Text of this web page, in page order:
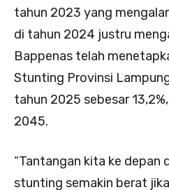
tahun 2023 yang
di tahun 2024 justru
Bappenas telah
Stunting Provinsi
tahun 2025 sebesar
2045.
“Tantangan kita ke depan
stunting semakin berat